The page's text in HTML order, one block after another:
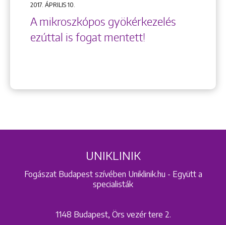
2017. ÁPRILIS 10.
A mikroszkópos gyökérkezelés
ezúttal is fogat mentett!
UNIKLINIK
Fogászat Budapest szívében Uniklinik.hu - Együtt a
specialisták
1148 Budapest, Örs vezér tere 2.